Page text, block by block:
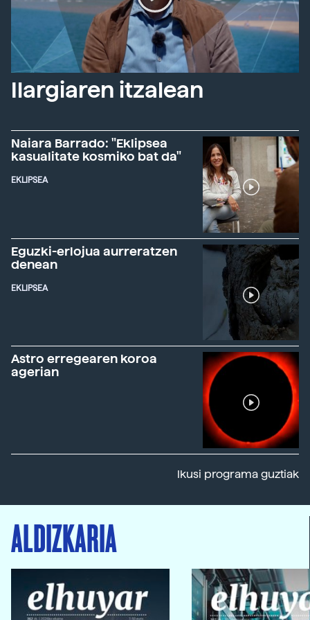
Ilargiaren itzalean
Naiara Barrado: "Eklipsea
kasualitate kosmiko bat da"
EKLIPSEA
Eguzki-erlojua aurreratzen
denean
EKLIPSEA
Astro erregearen koroa
agerian
Ikusi programa guztiak
ALDIZKARIA